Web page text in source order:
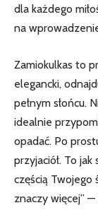
dla każdego
na
Zamiokulkas to
elegancki,
pełnym⁢ słońcu.
idealnie
opadać. Po
przyjaciół. To
częścią Twojego
znaczy więcej”